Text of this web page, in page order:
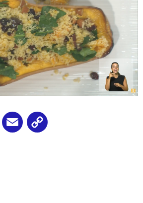
WhatsApp
Email